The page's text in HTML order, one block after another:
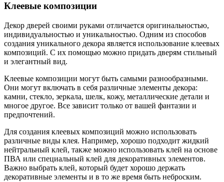
Клеевые композиции
Декор дверей своими руками отличается оригинальностью,
индивидуальностью и уникальностью. Одним из способов
создания уникального декора является использование клеевых
композиций. С их помощью можно придать дверям стильный
и элегантный вид.
Клеевые композиции могут быть самыми разнообразными.
Они могут включать в себя различные элементы декора:
камни, стекло, зеркала, шелк, кожу, металлические детали и
многое другое. Все зависит только от вашей фантазии и
предпочтений.
Для создания клеевых композиций можно использовать
различные виды клея. Например, хорошо подходит жидкий
нейтральный клей, также можно использовать клей на основе
ПВА или специальный клей для декоративных элементов.
Важно выбрать клей, который будет хорошо держать
декоративные элементы и в то же время быть неброским.